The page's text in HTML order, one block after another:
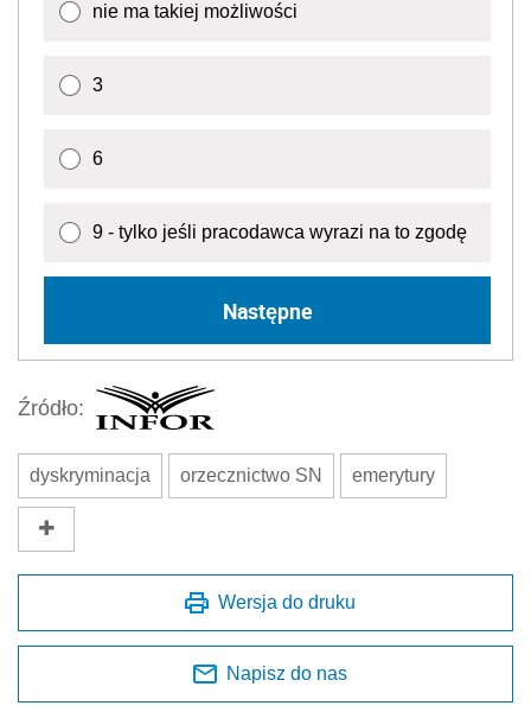
nie ma takiej możliwości
3
6
9 - tylko jeśli pracodawca wyrazi na to zgodę
Następne
Źródło:
dyskryminacja orzecznictwo SN emerytury
Wersja do druku
Napisz do nas